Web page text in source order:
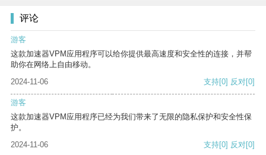
评论
游客
这款加速器VPM应用程序可以给你提供最高速度和安全性的连接，并帮
助你在网络上自由移动。
2024-11-06
支持[0] 反对[0]
游客
这款加速器VPM应用程序已经为我们带来了无限的隐私保护和安全性保
护。
2024-11-06
支持[0] 反对[0]